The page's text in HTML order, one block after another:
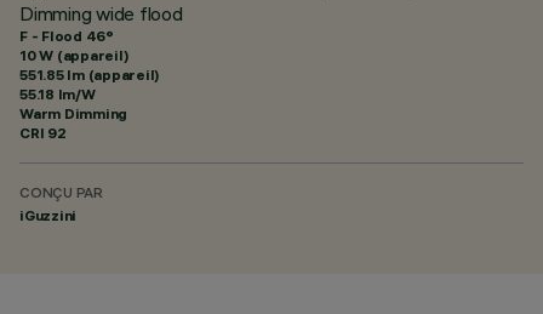
Dimming wide flood
F - Flood 46°
10 W (appareil)
551.85 lm (appareil)
55.18 lm/W
Warm Dimming
CRI 92
CONÇU PAR
iGuzzini